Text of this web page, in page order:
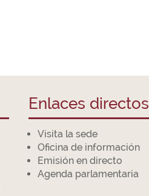
Enlaces directos
Visita la sede
Oficina de información
Emisión en directo
Agenda parlamentaria